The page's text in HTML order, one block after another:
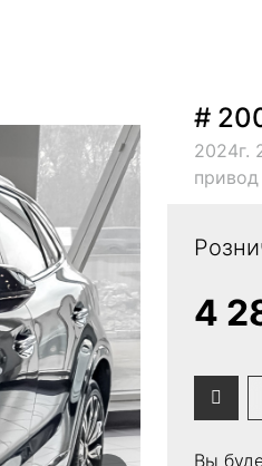
#
2024г.
привод
4
Вы